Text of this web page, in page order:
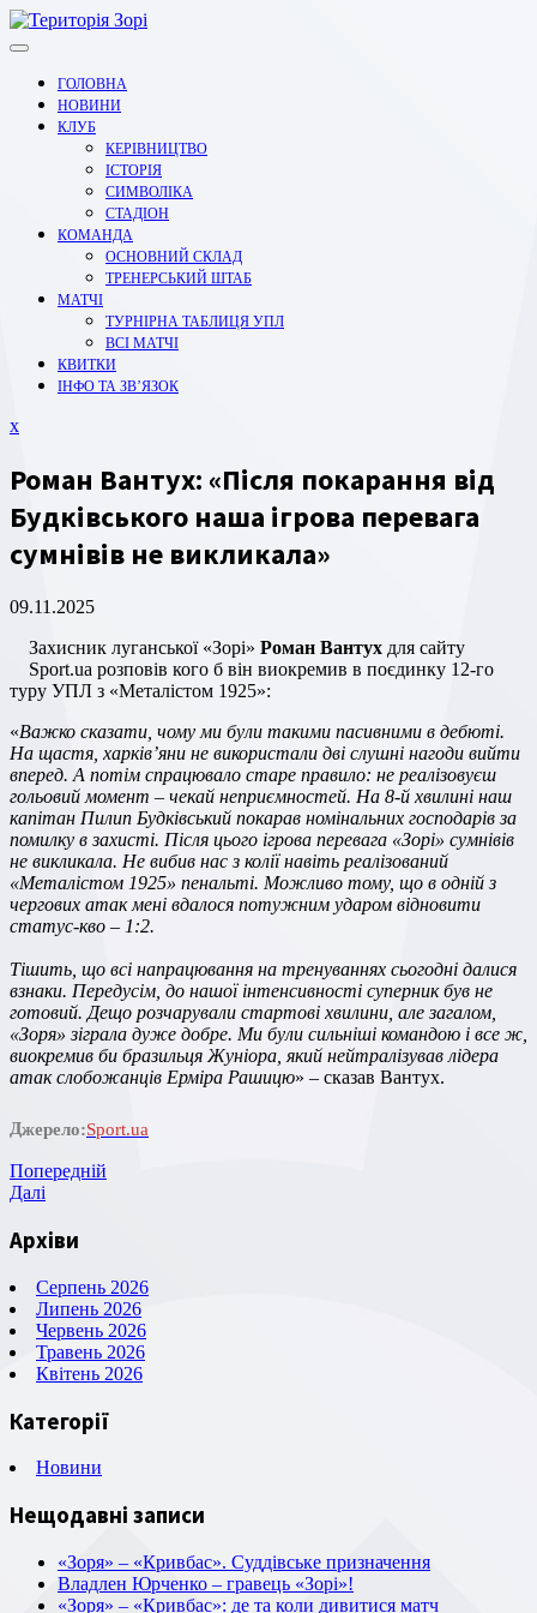
Перейти
до
ГОЛОВНА
НОВИНИ
КЛУБ
КЕРІВНИЦТВО
ІСТОРІЯ
СИМВОЛІКА
СТАДІОН
КОМАНДА
ОСНОВНИЙ СКЛАД
ТРЕНЕРСЬКИЙ ШТАБ
МАТЧІ
ТУРНІРНА ТАБЛИЦЯ УПЛ
ВСІ МАТЧІ
КВИТКИ
ІНФО ТА ЗВ’ЯЗОК
xЗакрити
Роман Вантух: «Після покарання від
Будківського наша ігрова перевага
сумнівів не викликала»
09.11.2025
Захисник луганської «Зорі» Роман Вантух для сайту
Sport.ua розповів кого б він виокремив в поєдинку 12-го
туру УПЛ з «Металістом 1925»:
«Важко сказати, чому ми були такими пасивними в дебюті.
На щастя, харків’яни не використали дві слушні нагоди вийти
вперед. А потім спрацювало старе правило: не реалізовуєш
гольовий момент – чекай неприємностей. На 8-й хвилині наш
капітан Пилип Будківський покарав номінальних господарів за
помилку в захисті. Після цього ігрова перевага «Зорі» сумнівів
не викликала. Не вибив нас з колії навіть реалізований
«Металістом 1925» пенальті. Можливо тому, що в одній з
чергових атак мені вдалося потужним ударом відновити
статус-кво – 1:2.
Тішить, що всі напрацювання на тренуваннях сьогодні далися
взнаки. Передусім, до нашої інтенсивності суперник був не
готовий. Дещо розчарували стартові хвилини, але загалом,
«Зоря» зіграла дуже добре. Ми були сильніші командою і все ж,
виокремив би бразильця Жуніора, який нейтралізував лідера
атак слобожанців Ерміра Рашицю» – сказав Вантух.
Джерело:Sport.ua
Навігація
Попередній
запис
Попередній
Наступний
Далі
Архіви
Серпень 2026
Липень 2026
Червень 2026
Травень 2026
Квітень 2026
Категорії
Новини
Нещодавні записи
«Зоря» – «Кривбас». Суддівське призначення
Владлен Юрченко – гравець «Зорі»!
«Зоря» – «Кривбас»: де та коли дивитися матч